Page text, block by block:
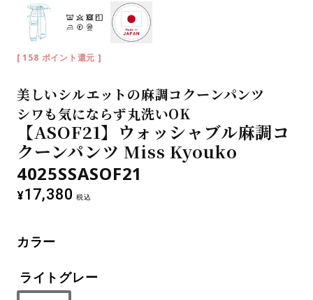
4025SSASOF21
美しいシルエットの麻調コクーンパンツ
シワも気にならず丸洗いOK
【ASOF21】ウォッシャブル麻調コ
クーンパンツ Miss Kyouko
¥17,380 税込
[ 158 ポイント還元 ]
カラー
ライトグレー